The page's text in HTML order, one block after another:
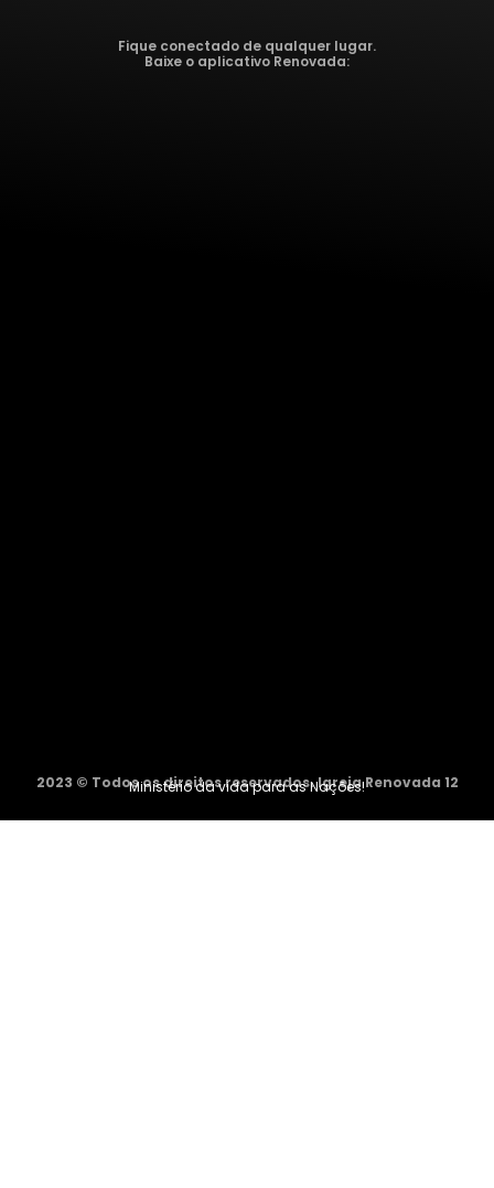
Fique conectado de qualquer lugar.
Baixe o aplicativo Renovada:
2023 © Todos os direitos reservados. Igreja Renovada 12
Ministério da vida para as Nações!